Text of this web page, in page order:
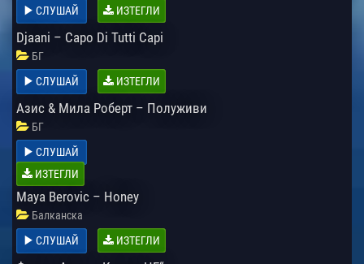
СЛУШАЙ
ИЗТЕГЛИ
Djaani – Capo Di Tutti Capi
БГ
СЛУШАЙ
ИЗТЕГЛИ
Азис & Мила Роберт – Полуживи
БГ
СЛУШАЙ
ИЗТЕГЛИ
Maya Berovic – Honey
Балканска
СЛУШАЙ
ИЗТЕГЛИ